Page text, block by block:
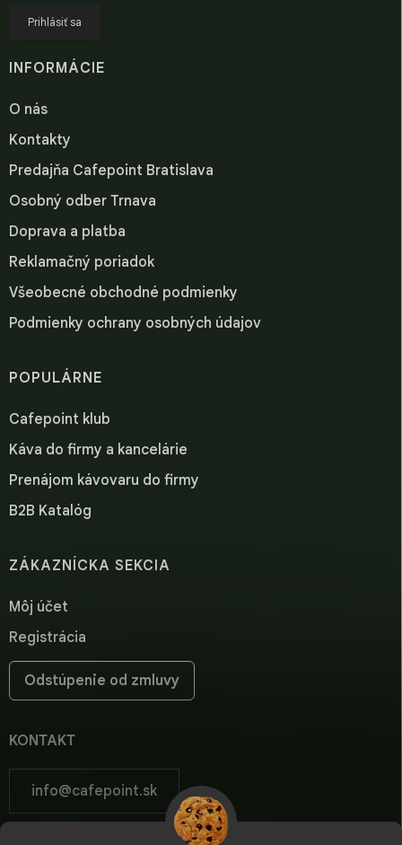
Prihlásiť sa
INFORMÁCIE
O nás
Kontakty
Predajňa Cafepoint Bratislava
Osobný odber Trnava
Doprava a platba
Reklamačný poriadok
Všeobecné obchodné podmienky
Podmienky ochrany osobných údajov
POPULÁRNE
Cafepoint klub
Káva do firmy a kancelárie
Prenájom kávovaru do firmy
B2B Katalóg
ZÁKAZNÍCKA SEKCIA
Môj účet
Registrácia
Odstúpenie od zmluvy
KONTAKT
info@cafepoint.sk